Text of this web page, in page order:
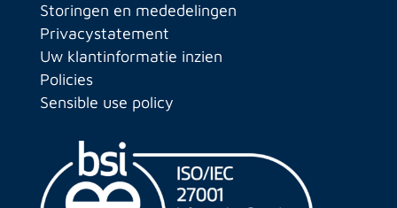
Storingen en mededelingen
Privacystatement
Uw klantinformatie inzien
Policies
Sensible use policy